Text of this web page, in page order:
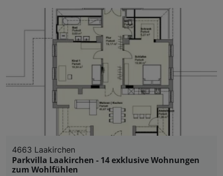
4663 Laakirchen
Parkvilla Laakirchen - 14 exklusive Wohnungen
zum Wohlfühlen